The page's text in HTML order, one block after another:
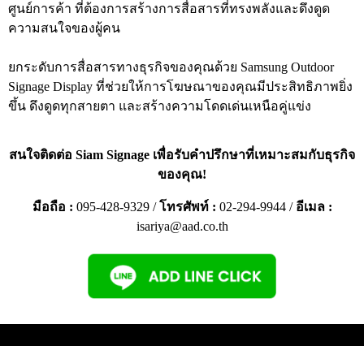
ศูนย์การค้า ที่ต้องการสร้างการสื่อสารที่ทรงพลังและดึงดูด
ความสนใจของผู้คน
ยกระดับการสื่อสารทางธุรกิจของคุณด้วย Samsung Outdoor
Signage Display ที่ช่วยให้การโฆษณาของคุณมีประสิทธิภาพยิ่ง
ขึ้น ดึงดูดทุกสายตา และสร้างความโดดเด่นเหนือคู่แข่ง
สนใจติดต่อ Siam Signage เพื่อรับคำปรึกษาที่เหมาะสมกับธุรกิจ
ของคุณ!
มือถือ : 095-428-9329/โทรศัพท์ : 02-294-9944/ อีเมล :
isariya@aad.co.th